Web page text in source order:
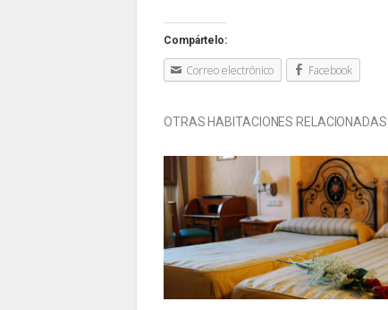
Compártelo:
Correo electrónico Facebook
OTRAS HABITACIONES RELACIONADAS